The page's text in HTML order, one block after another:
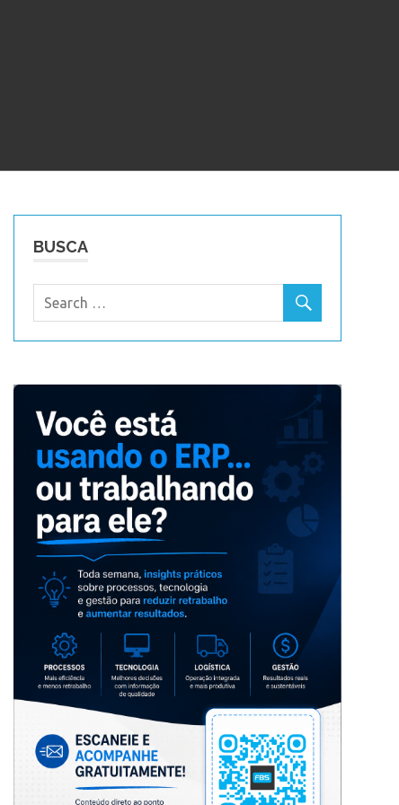
BUSCA